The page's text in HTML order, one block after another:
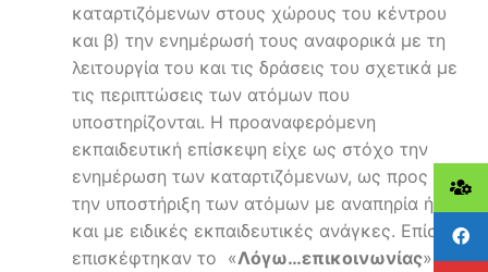
καταρτιζόμενων στους χώρους του κέντρου
και β) την ενημέρωσή τους αναφορικά με τη
λειτουργία του και τις δράσεις του σχετικά με
τις περιπτώσεις των ατόμων που
υποστηρίζονται. Η προαναφερόμενη
εκπαιδευτική επίσκεψη είχε ως στόχο την
ενημέρωση των καταρτιζόμενων, ως προς
την υποστήριξη των ατόμων με αναπηρία ή
και με ειδικές εκπαιδευτικές ανάγκες. Επίσης
επισκέφτηκαν το «Λόγω…επικοινωνίας»,